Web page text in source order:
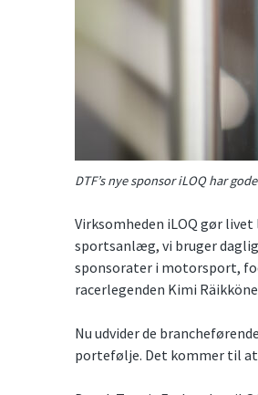
DTF’s nye sponsor iLOQ har
Virksomheden iLOQ gør
sportsanlæg, vi bruger
sponsorater i motorsport,
racerlegenden Kimi
Nu udvider de
portefølje. Det kommer til at